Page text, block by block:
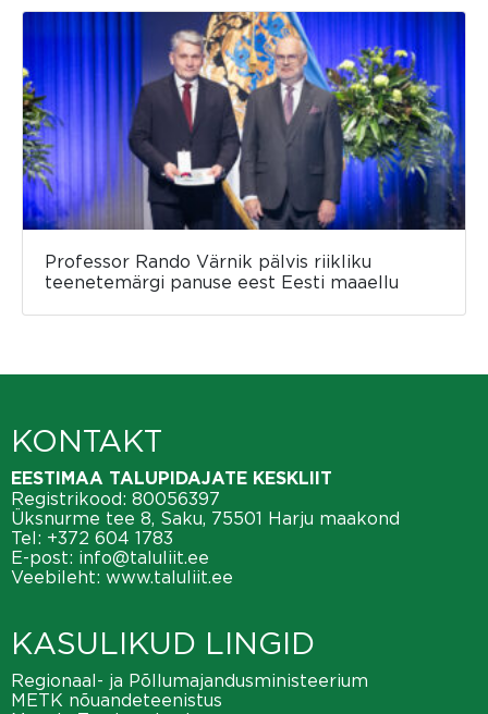
Professor Rando Värnik pälvis riikliku
teenetemärgi panuse eest Eesti maaellu
KONTAKT
EESTIMAA TALUPIDAJATE KESKLIIT
Registrikood: 80056397
Üksnurme tee 8, Saku, 75501 Harju maakond
Tel: +372 604 1783
E-post: info@taluliit.ee
Veebileht: www.taluliit.ee
KASULIKUD LINGID
Regionaal- ja Põllumajandusministeerium
METK nõuandeteenistus